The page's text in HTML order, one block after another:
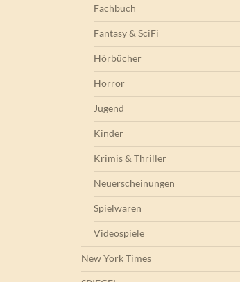
Fachbuch
Fantasy & SciFi
Hörbücher
Horror
Jugend
Kinder
Krimis & Thriller
Neuerscheinungen
Spielwaren
Videospiele
New York Times